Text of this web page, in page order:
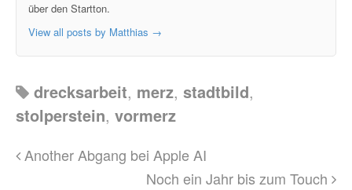
über den Startton.
View all posts by Matthias →
drecksarbeit, merz, stadtbild,
stolperstein, vormerz
Another Abgang bei Apple AI
Noch ein Jahr bis zum Touch